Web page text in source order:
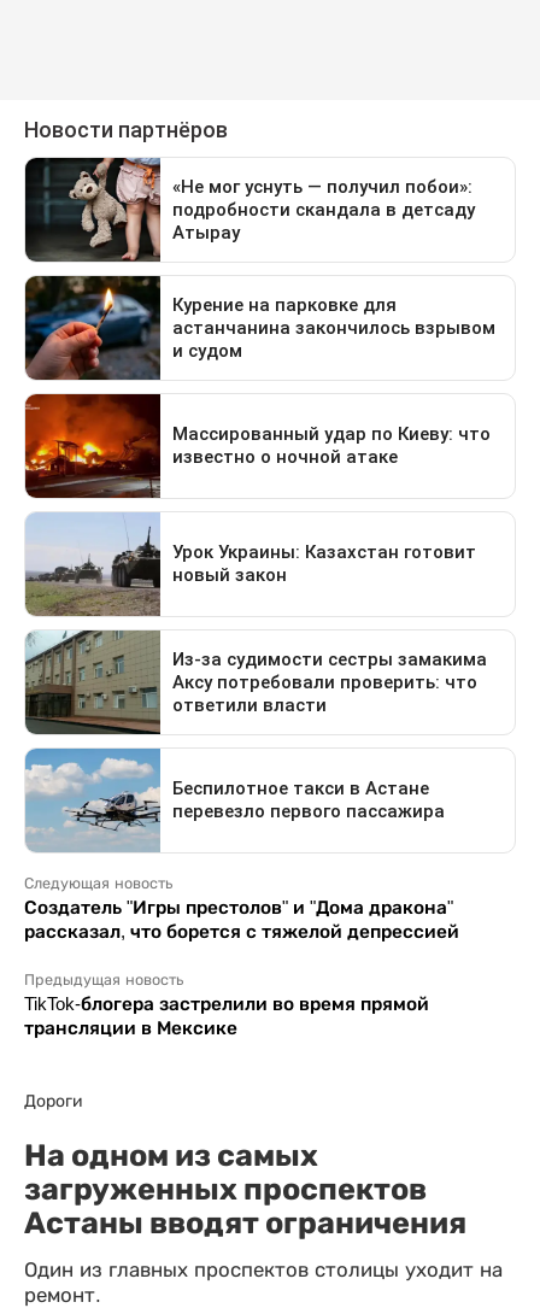
Следующая новость
Создатель "Игры престолов" и "Дома дракона"
рассказал, что борется с тяжелой депрессией
Предыдущая новость
TikTok-блогера застрелили во время прямой
трансляции в Мексике
Дороги
На одном из самых
загруженных проспектов
Астаны вводят ограничения
Один из главных проспектов столицы уходит на
ремонт.